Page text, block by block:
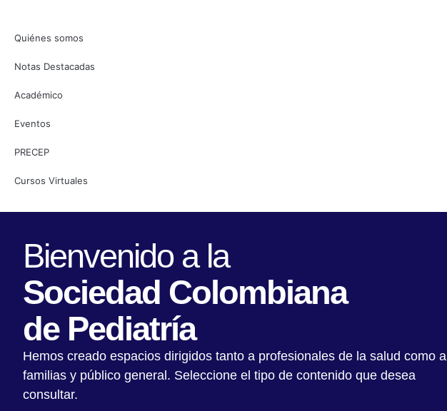
Quiénes somos
Notas Destacadas
Académico
Eventos
PRECEP
Cursos Virtuales
Bienvenido a la
Sociedad Colombiana
de Pediatría
Hemos creado espacios dirigidos tanto a profesionales de la salud como a
familias y público general. Seleccione el tipo de contenido que desea
consultar.